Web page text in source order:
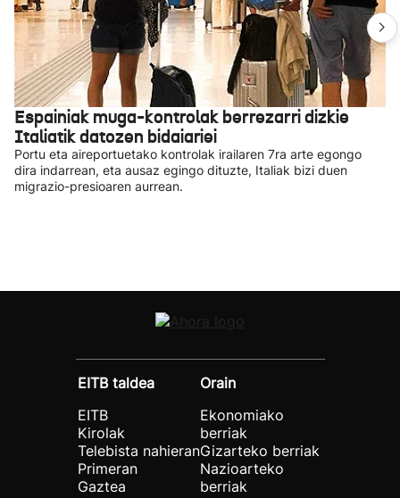
Espainiak muga-kontrolak berrezarri dizkie
Italiatik datozen bidaiariei
Portu eta aireportuetako kontrolak irailaren 7ra arte egongo
dira indarrean, eta ausaz egingo dituzte, Italiak bizi duen
migrazio-presioaren aurrean.
EITB taldea
EITB
Kirolak
Telebista nahieran
Primeran
Gaztea
Orain
Ekonomiako
berriak
Gizarteko berriak
Nazioarteko
berriak